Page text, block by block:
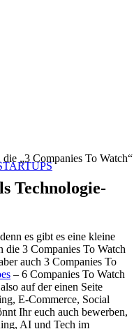
„3 Companies To
Technologie-
es gibt es eine kleine
3 Companies To Watch
auch 3 Companies To
– 6 Companies To Watch
auf der einen Seite
E-Commerce, Social
Ihr euch auch bewerben,
AI und Tech im